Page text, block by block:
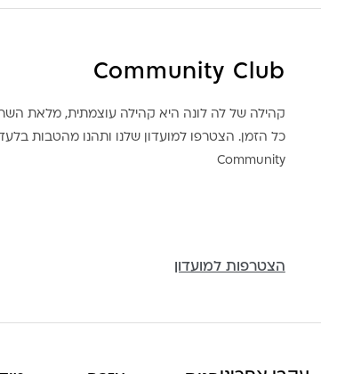
Community Club
קהילה של לה לונה היא קהילה עוצמתית, מלאת
כל הזמן. הצטרפו למועדון שלנו ותהנו מהטבות
Community
הצטרפות למועדון